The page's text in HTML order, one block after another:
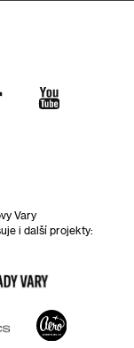
Vary
i další projekty: